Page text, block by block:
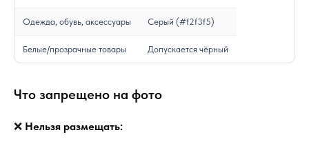
Одежда, обувь, аксессуары Серый (#f2f3f5)
Белые/прозрачные товары Допускается чёрный
Что запрещено на фото
❌ Нельзя размещать: